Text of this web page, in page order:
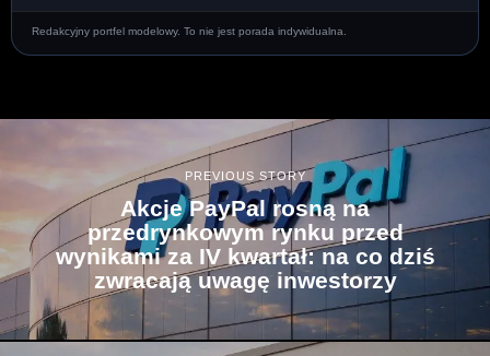
Redakcyjny portfel modelowy. To nie jest porada indywidualna.
PREVIOUS STORY
Akcje PayPal rosną na
przedrynkowym rynku przed
wynikami za IV kwartał: na co dziś
zwracają uwagę inwestorzy